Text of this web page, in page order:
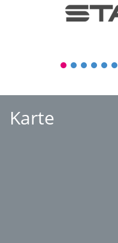
1 2 3 4 5 6
Karte